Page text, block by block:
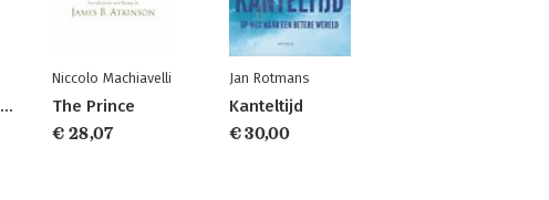
Informatieautonomie
Niccolo Machiavelli
The Prince
€ 28,07
Jan Rotmans
Kanteltijd
€ 30,00